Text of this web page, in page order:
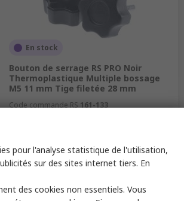
En stock
Bouton de serrage RS PRO Noir
Thermoplastique Multiple bossage
M5 11 mm Tige filetée 28 mm
Code commande RS 161-133
Quantité
pour l'analyse statistique de l'utilisation,
sur des sites internet tiers. En
des cookies non essentiels. Vous